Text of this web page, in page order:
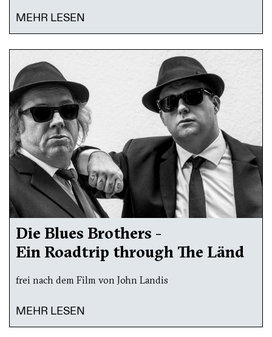
MEHR LESEN
Die Blues Brothers -
Ein Roadtrip through The Länd
frei nach dem Film von John Landis
MEHR LESEN